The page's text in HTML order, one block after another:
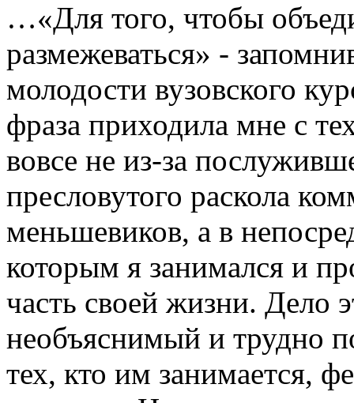
…«Для того, чтобы
размежеваться» -
молодости вузовского
фраза приходила мне с
вовсе не из-за
пресловутого раскола
меньшевиков, а в
которым я занимался и
часть своей жизни. Дело
необъяснимый и трудно
тех, кто им занимается,